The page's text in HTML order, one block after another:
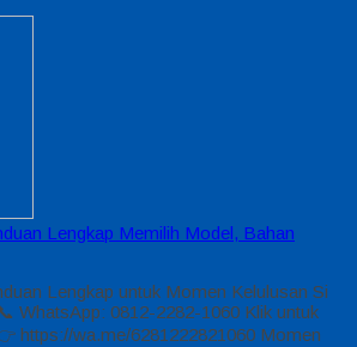
Lengkap Memilih Model, Bahan
Lengkap untuk Momen Kelulusan Si
WhatsApp: 0812-2282-1060 Klik untuk
https://wa.me/6281222821060 Momen